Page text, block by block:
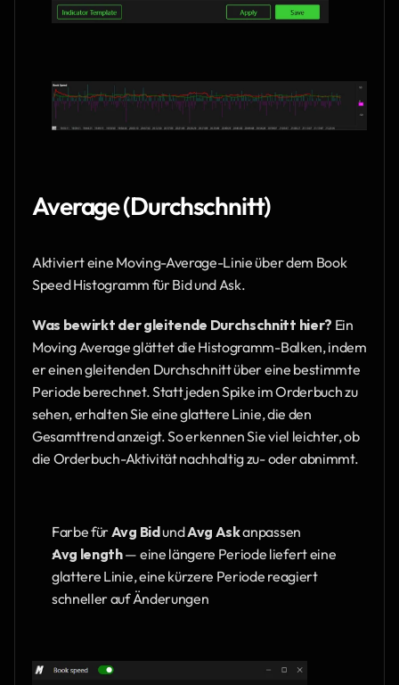
Average (Durchschnitt)
Aktiviert eine Moving-Average-Linie über dem Book
Speed Histogramm für Bid und Ask.
Was bewirkt der gleitende Durchschnitt hier? Ein
Moving Average glättet die Histogramm-Balken, indem
er einen gleitenden Durchschnitt über eine bestimmte
Periode berechnet. Statt jeden Spike im Orderbuch zu
sehen, erhalten Sie eine glattere Linie, die den
Gesamttrend anzeigt. So erkennen Sie viel leichter, ob
die Orderbuch-Aktivität nachhaltig zu- oder abnimmt.
Farbe für Avg Bid und Avg Ask anpassen
Avg length — eine längere Periode liefert eine
glattere Linie, eine kürzere Periode reagiert
schneller auf Änderungen